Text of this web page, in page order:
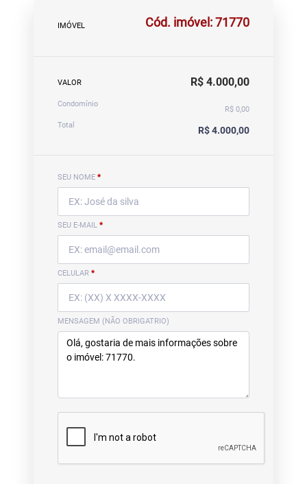
IMÓVEL Cód. imóvel: 71770
VALOR R$ 4.000,00
Condomínio
R$ 0,00
Total
R$ 4.000,00
SEU NOME *
SEU E-MAIL *
CELULAR *
MENSAGEM (NÃO OBRIGATRIO)